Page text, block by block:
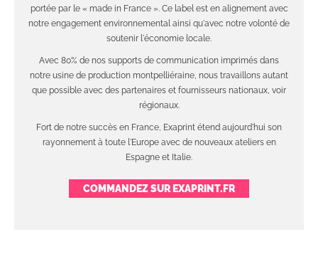
portée par le « made in France ». Ce label est en alignement avec
notre engagement environnemental ainsi qu'avec notre volonté de
soutenir l'économie locale.
Avec 80% de nos supports de communication imprimés dans
notre usine de production montpelliéraine, nous travaillons autant
que possible avec des partenaires et fournisseurs nationaux, voir
régionaux.
Fort de notre succès en France, Exaprint étend aujourd'hui son
rayonnement à toute l'Europe avec de nouveaux ateliers en
Espagne et Italie.
COMMANDEZ SUR EXAPRINT.FR